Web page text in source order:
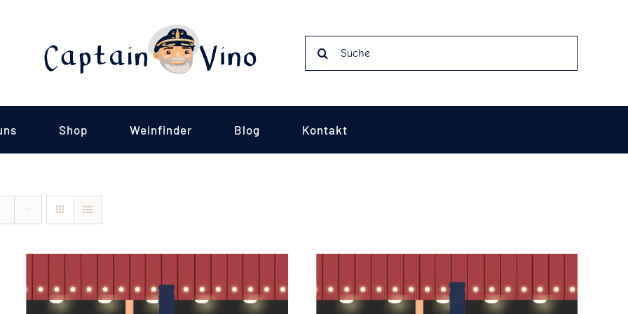
Shop Weinfinder Blog Kontakt